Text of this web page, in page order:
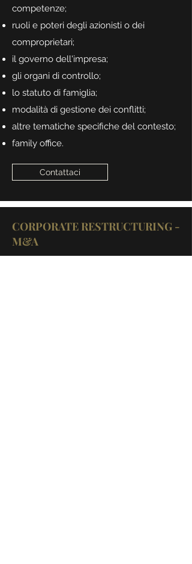
competenze;
ruoli e poteri degli azionisti o dei
comproprietari;
il governo dell'impresa;
gli organi di controllo;
lo statuto di famiglia;
modalità di gestione dei conflitti;
altre tematiche specifiche del contesto;
family office.
Contattaci
CORPORATE RESTRUCTURING -
M&A